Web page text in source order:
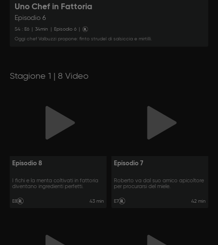
Uno Chef in Fattoria
Episodio 6
S4 : E6 34min Episodio 6
Oggi chef Valbuzzi propone: finto strudel di salsiccia e mirtilli.
Stagione 1 | 8 Video
Episodio 8
I fichi e la menta coltivati in fattoria
diventano ingredienti perfetti.
E8 43 min
Episodio 7
Roberto va dal suo amico apicoltore
per procurarsi del miele.
E7 42 min